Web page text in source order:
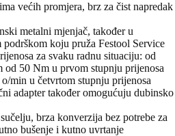
većih promjera, brz za čist napredak
metalni mjenjač, ​​također u
koju pruža Festool Service
za svaku radnu situaciju: od
od 50 Nm u prvom stupnju prijenosa
min u četvrtom stupnju prijenosa
adapter također omogućuju dubinsko
brza konverzija bez potrebe za
bušenje i kutno uvrtanje